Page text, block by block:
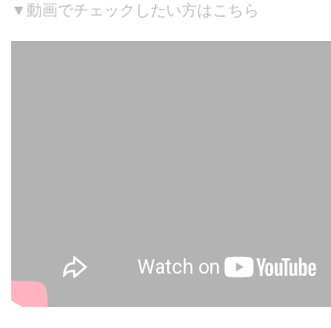
▼動画でチェックしたい方はこちら